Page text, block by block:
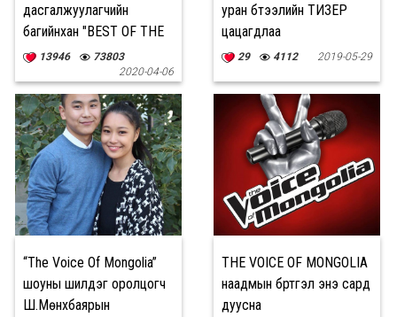
дасгалжуулагчийн
багийнхан "BEST OF THE
VOICE" жагсаалтад
13946
73803
2020-04-06
уран бүтээлийн ТИЗЕР
цацагдлаа
29 4112 2019-05-29
“The Voice Of Mongolia”
шоуны шилдэг оролцогч
Ш.Мөнхбаярын
THE VOICE OF MONGOLIA
наадмын бүртгэл энэ сард
дуусна